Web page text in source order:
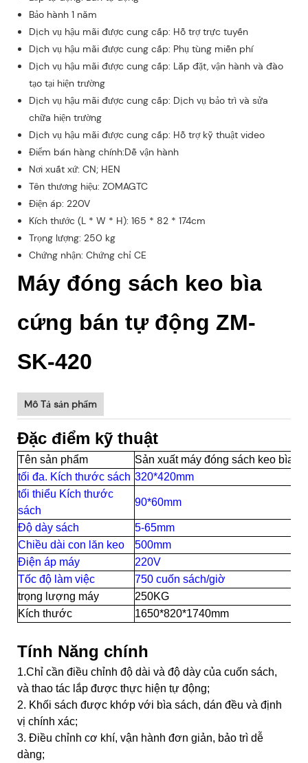
Bảo hành 1 năm
Dịch vụ hậu mãi được cung cấp: Hỗ trợ trực tuyến
Dịch vụ hậu mãi được cung cấp: Phụ tùng miễn phí
Dịch vụ hậu mãi được cung cấp: Lắp đặt, vận hành và đào
tạo tại hiện trường
Dịch vụ hậu mãi được cung cấp: Dịch vụ bảo trì và sửa
chữa hiện trường
Dịch vụ hậu mãi được cung cấp: Hỗ trợ kỹ thuật video
Điểm bán hàng chính:Dễ vận hành
Nơi xuất xứ: CN; HEN
Tên thương hiệu: ZOMAGTC
Điện áp: 220V
Kích thước (L * W * H): 165 * 82 * 174cm
Trọng lượng: 250 kg
Chứng nhận: Chứng chỉ CE
Máy đóng sách keo bìa
cứng bán tự động ZM-
SK-420
Mô Tả sản phẩm
Đặc điểm kỹ thuật
Tên sản phẩm
Sản xuất máy đóng sách keo bìa
tối đa. Kích thước sách 320*420mm
tối thiểu Kích thước
sách
90*60mm
Độ dày sách
5-65mm
Chiều dài con lăn keo
500mm
Điện áp máy
220V
Tốc độ làm việc
750 cuốn sách/giờ
trọng lượng máy
250KG
Kích thước
1650*820*1740mm
Tính Năng chính
1.Chỉ cần điều chỉnh độ dài và độ dày của cuốn sách,
và thao tác lắp được thực hiện tự động;
2. Khối sách được khớp với bìa sách, dán đều và định
vị chính xác;
3. Điều chỉnh cơ khí, vận hành đơn giản, bảo trì dễ
dàng;